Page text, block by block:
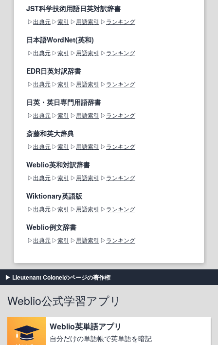
JST科学技術用語日英対訳辞書
出典元 索引 用語索引 ランキング
日本語WordNet(英和)
出典元 索引 用語索引 ランキング
EDR日英対訳辞書
出典元 索引 用語索引 ランキング
日英・英日専門用語辞書
出典元 索引 用語索引 ランキング
斎藤和英大辞典
出典元 索引 用語索引 ランキング
Weblio英和対訳辞書
出典元 索引 用語索引 ランキング
Wiktionary英語版
出典元 索引 用語索引 ランキング
Weblio例文辞書
出典元 索引 用語索引 ランキング
Lieutenant Colonelのページの著作権
Weblio公式学習アプリ
Weblio英単語アプリ
自分だけの単語帳で英単語を暗記